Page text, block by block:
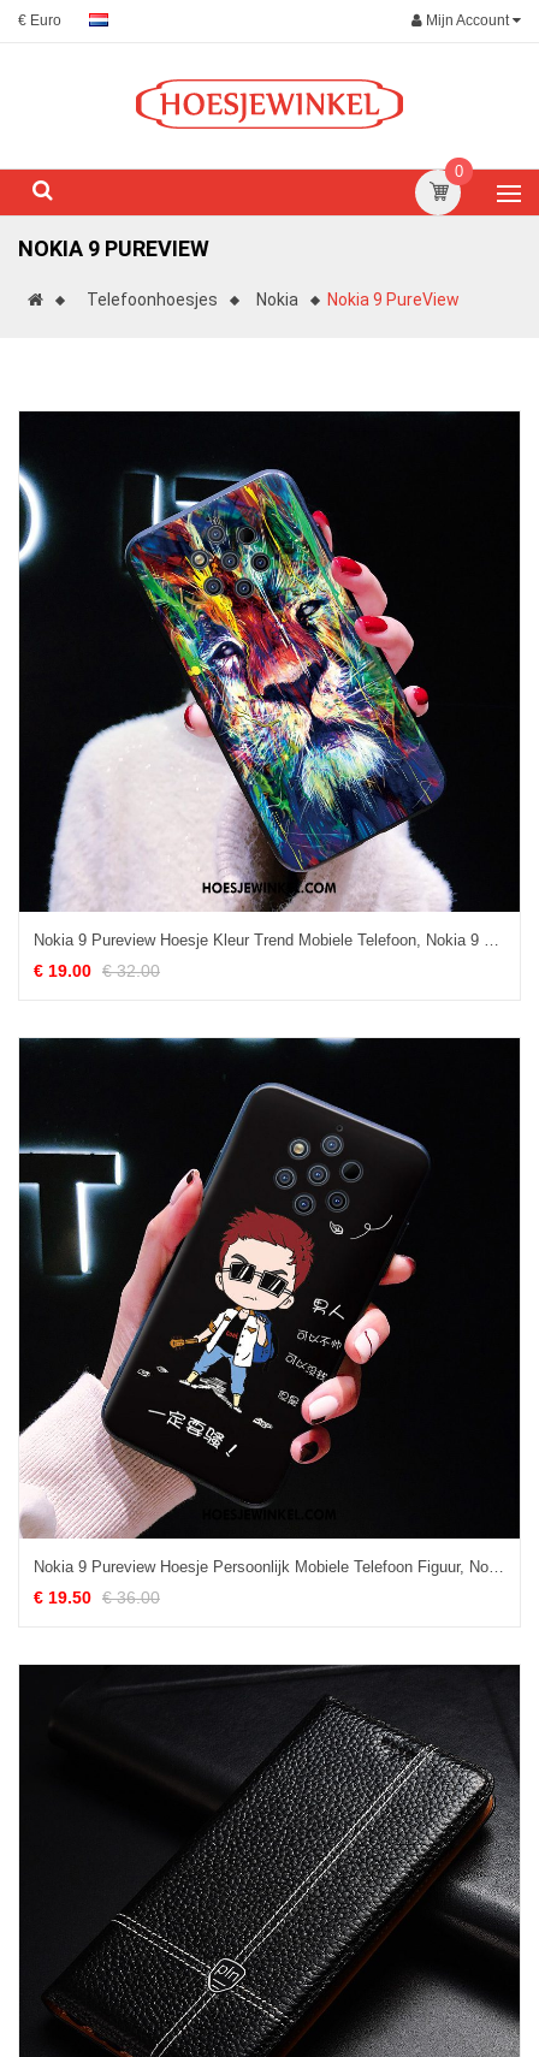
€ Euro Mijn Account
0
NOKIA 9 PUREVIEW
Telefoonhoesjes Nokia Nokia 9 PureView
Nokia 9 Pureview Hoesje Kleur Trend Mobiele Telefoon, Nokia 9 Pureview Hoesje Grote Net Red
€ 19.00 € 32.00
Nokia 9 Pureview Hoesje Persoonlijk Mobiele Telefoon Figuur, Nokia 9 Pureview Hoesje Siliconen Fluo
€ 19.50 € 36.00